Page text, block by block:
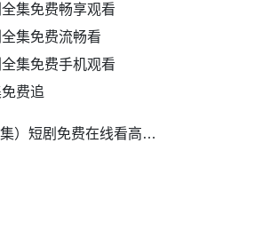
集免费畅享观看
集免费流畅看
集免费手机观看
费追
《天降母老虎赚钱养崽驯夫忙》（71集）短剧免费在线看高清全集